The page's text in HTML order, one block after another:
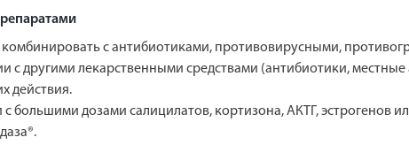
с антибиотиками, противовирусными,
с другими лекарственными средствами (антибиотики,
действия.
большими дозами салицилатов, кортизона, АКТГ, эстрогенов